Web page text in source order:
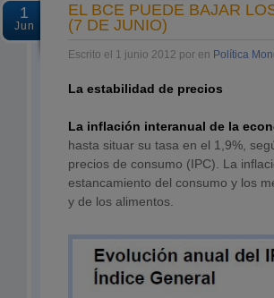
1
Jun
EL BCE PUEDE BAJAR
(7 DE JUNIO)
Escrito el 1 junio 2012 por en Política
La estabilidad de precios
La inflación interanual de la
hasta situar su tasa en el 1,9%,
precios de consumo (IPC). La
estancamiento del consumo y los
y de los alimentos.